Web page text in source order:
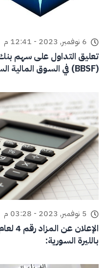
6 نوفمبر, 2023 - 12:41 م
تعليق التداول على سهم
(BBSF) في السوق المالية السعودية
5 نوفمبر, 2023 - 03:28 م
بالليرة السورية: